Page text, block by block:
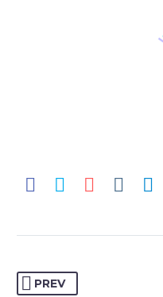
BUSINESS
Lorem ipsum dolor sit
PREV